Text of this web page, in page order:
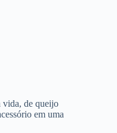
vida, de queijo
em uma